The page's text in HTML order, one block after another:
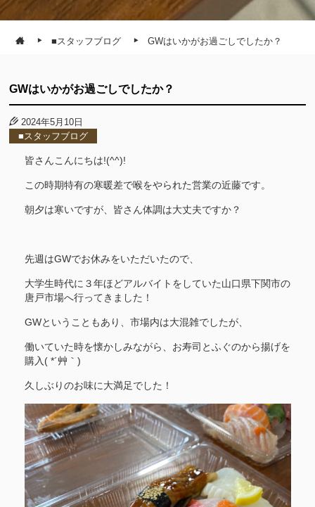
■スタッフブログ GWはいかがお過ごしでしたか？
GWはいかがお過ごしでしたか？
2024年5月10日
■スタッフブログ
皆さんこんにちは!(^^)!
この時期特有の寒暖差で喉をやられた営業の近藤です。
朝夕は寒いですが、皆さん体調は大丈夫ですか？
先週はGWでお休みをいただいたので、
大学生時代に３年ほどアルバイトをしていた山口県下関市の
唐戸市場へ行ってきました！
GWということもあり、市場内は大混雑でしたが、
働いていた時を懐かしみながら、お寿司とふぐのから揚げを
購入( *´艸｀)
久しぶりのお味に大満足でした！